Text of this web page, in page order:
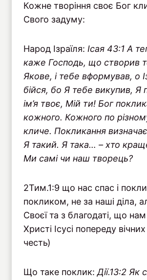
Кожне творіння своє Бог
Свого задуму:
Народ Ізраїля: Iсая 43:1 А
каже Господь, що створив
Якове, і тебе вформував, о
бійся, бо Я тебе викупив, Я
ім’я твоє, Мій ти! Бог
кожного. Кожного по
кличе. Покликання визначає
Я такий. Я така… – хто
Ми самі чи наш творець?
2Тим.1:9 що нас спас і
покликом, не за наші діла,
Своєї та з благодаті, що
Христі Ісусі попереду
честь)
Що таке поклик:Дiї.13:2 Як